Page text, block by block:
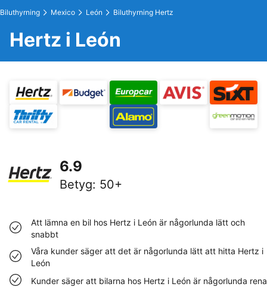
Biluthyrning Mexico León Biluthyrning Hertz
Hertz i León
6.9
Betyg: 50+
Att lämna en bil hos Hertz i León är någorlunda lätt och
snabbt
Våra kunder säger att det är någorlunda lätt att hitta Hertz i
León
Kunder säger att bilarna hos Hertz i León är någorlunda rena